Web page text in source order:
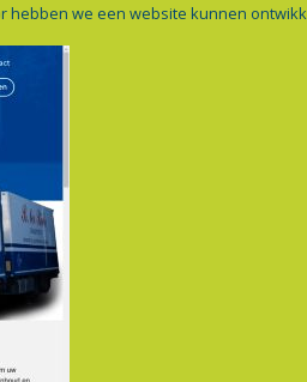
we een website kunnen